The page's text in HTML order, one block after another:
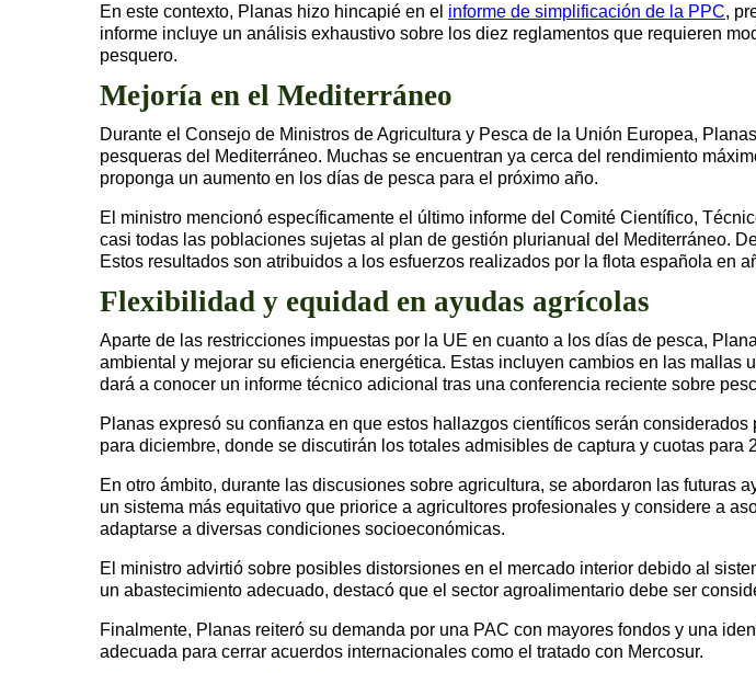
En este contexto, Planas hizo hincapié en el informe de simplificación de la PPC,
informe incluye un análisis exhaustivo sobre los diez reglamentos que requieren
pesquero.
Mejoría en el Mediterráneo
Durante el Consejo de Ministros de Agricultura y Pesca de la Unión Europea,
pesqueras del Mediterráneo. Muchas se encuentran ya cerca del rendimiento
proponga un aumento en los días de pesca para el próximo año.
El ministro mencionó específicamente el último informe del Comité Científico,
casi todas las poblaciones sujetas al plan de gestión plurianual del Mediterráneo.
Estos resultados son atribuidos a los esfuerzos realizados por la flota española en
Flexibilidad y equidad en ayudas agrícolas
Aparte de las restricciones impuestas por la UE en cuanto a los días de pesca,
ambiental y mejorar su eficiencia energética. Estas incluyen cambios en las
dará a conocer un informe técnico adicional tras una conferencia reciente sobre
Planas expresó su confianza en que estos hallazgos científicos serán
para diciembre, donde se discutirán los totales admisibles de captura y cuotas para
En otro ámbito, durante las discusiones sobre agricultura, se abordaron las
un sistema más equitativo que priorice a agricultores profesionales y considere a
adaptarse a diversas condiciones socioeconómicas.
El ministro advirtió sobre posibles distorsiones en el mercado interior debido al
un abastecimiento adecuado, destacó que el sector agroalimentario debe ser
Finalmente, Planas reiteró su demanda por una PAC con mayores fondos y una
adecuada para cerrar acuerdos internacionales como el tratado con Mercosur.